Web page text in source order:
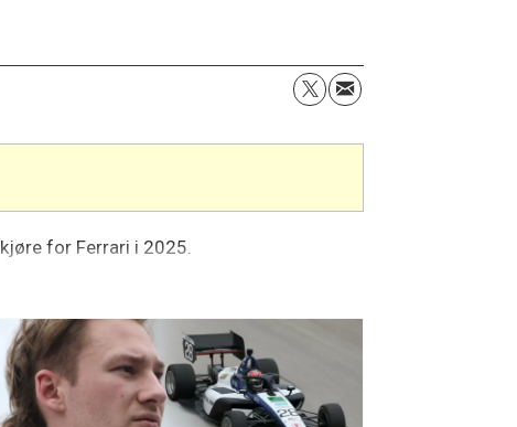
for Ferrari i 2025.